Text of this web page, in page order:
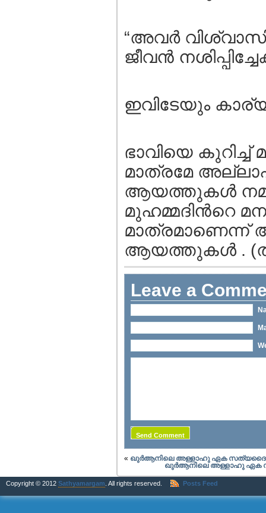
“അവര്‍
ജീവന്‍
ഇവിടേയും
ഭാവിയെ
മാത്രമേ
ആയത്തുകള്‍
മുഹമ്മദിന്‍റെ
മാത്രമാണെന്ന്
ആയത്തുകള്‍ .
Leave a
« ഖുര്‍ആനിലെ അള്ളാഹു ഏക സത്യദൈവമോ
ഖുര്‍ആനിലെ അള്ളാഹു ഏക
Copyright © 2012 Sathyamargam . All rights reserved. Posts Feed